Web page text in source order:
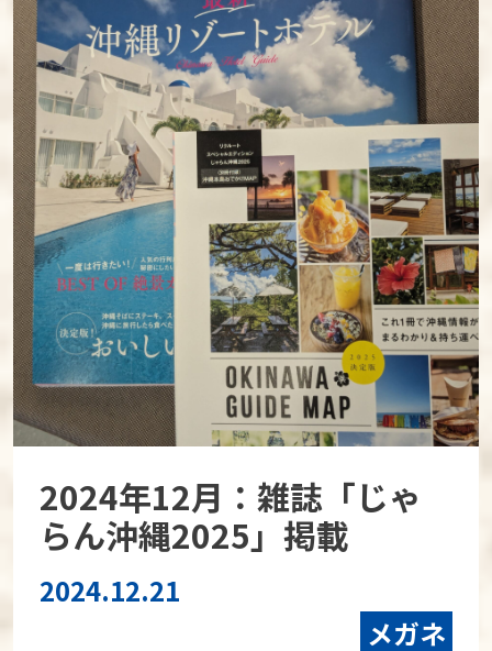
2024年12月：雑誌「じゃ
らん沖縄2025」掲載
2024.12.21
メガネ